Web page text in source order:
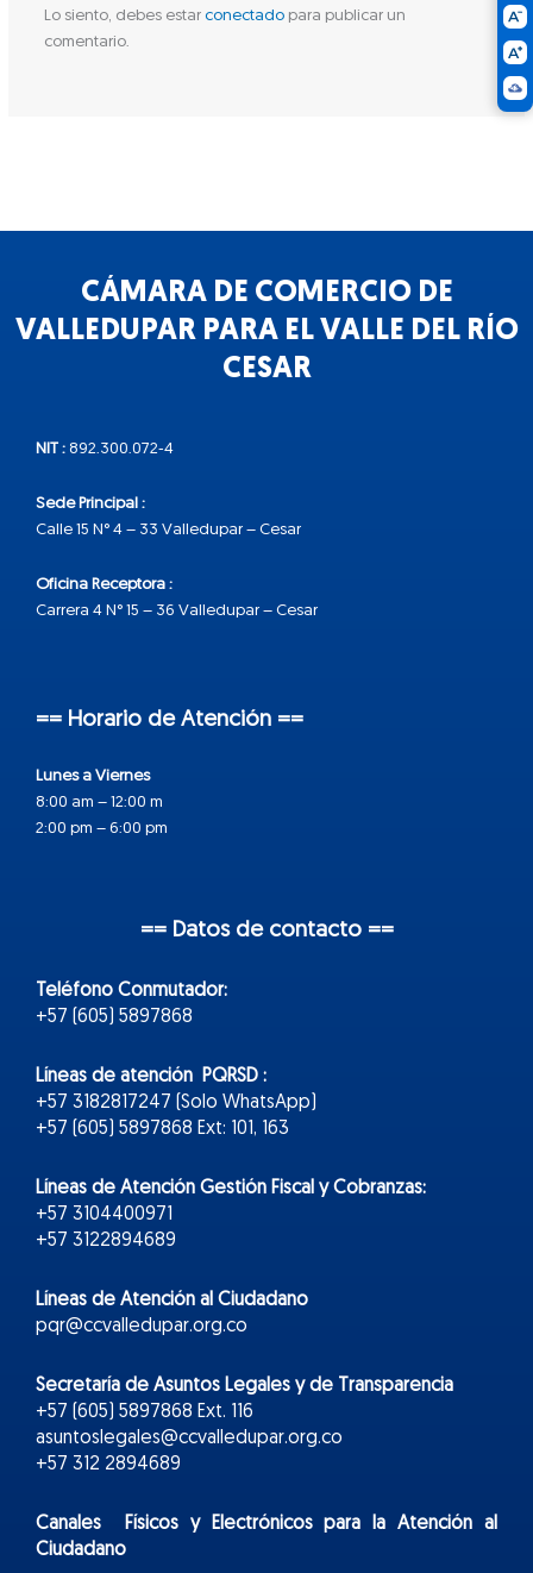
Lo siento, debes estar conectadopara publicar un
comentario.
CÁMARA DE COMERCIO DE
VALLEDUPAR PARA EL VALLE DEL RÍO
CESAR
NIT : 892.300.072-4
Sede Principal :
Calle 15 N° 4 – 33 Valledupar – Cesar
Oficina Receptora :
Carrera 4 N° 15 – 36 Valledupar – Cesar
== Horario de Atención ==
Lunes a Viernes
8:00 am – 12:00 m
2:00 pm – 6:00 pm
== Datos de contacto ==
Teléfono Conmutador:
+57 (605) 5897868
Líneas de atención PQRSD :
+57 3182817247 (Solo WhatsApp)
+57 (605) 5897868 Ext: 101, 163
Líneas de Atención Gestión Fiscal y Cobranzas:
+57 3104400971
+57 3122894689
Líneas de Atención al Ciudadano
pqr@ccvalledupar.org.co
Secretaría de Asuntos Legales y de Transparencia
+57 (605) 5897868 Ext. 116
asuntoslegales@ccvalledupar.org.co
+57 312 2894689
Canales Físicos yElectrónicospara la Atención al
Ciudadano